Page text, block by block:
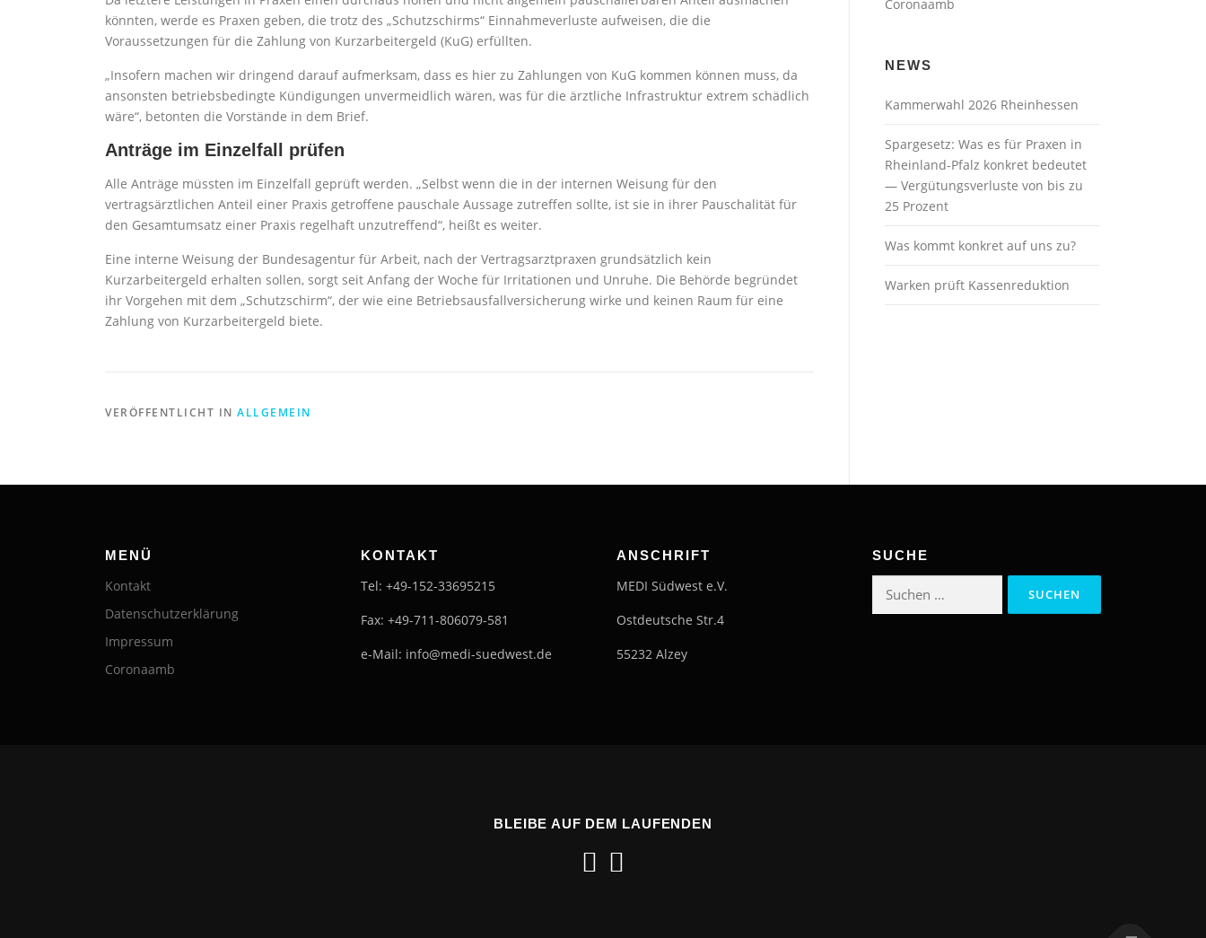
könnten, werde es Praxen geben, die trotz des „Schutzschirms“ Einnahmeverluste aufweisen, die die
Voraussetzungen für die Zahlung von Kurzarbeitergeld (KuG) erfüllten.
„Insofern machen wir dringend darauf aufmerksam, dass es hier zu Zahlungen von KuG kommen können muss, da
ansonsten betriebsbedingte Kündigungen unvermeidlich wären, was für die ärztliche Infrastruktur extrem schädlich
wäre“, betonten die Vorstände in dem Brief.
Anträge im Einzelfall prüfen
Alle Anträge müssten im Einzelfall geprüft werden. „Selbst wenn die in der internen Weisung für den
vertragsärztlichen Anteil einer Praxis getroffene pauschale Aussage zutreffen sollte, ist sie in ihrer Pauschalität für
den Gesamtumsatz einer Praxis regelhaft unzutreffend“, heißt es weiter.
Eine interne Weisung der Bundesagentur für Arbeit, nach der Vertragsarztpraxen grundsätzlich kein
Kurzarbeitergeld erhalten sollen, sorgt seit Anfang der Woche für Irritationen und Unruhe. Die Behörde begründet
ihr Vorgehen mit dem „Schutzschirm“, der wie eine Betriebsausfallversicherung wirke und keinen Raum für eine
Zahlung von Kurzarbeitergeld biete.
VERÖFFENTLICHT IN ALLGEMEIN
Coronaamb
NEWS
Kammerwahl 2026 Rheinhessen
Spargesetz: Was es für Praxen in
Rheinland-Pfalz konkret bedeutet
— Vergütungsverluste von bis zu
25 Prozent
Was kommt konkret auf uns zu?
Warken prüft Kassenreduktion
MENÜ
Kontakt
Datenschutzerklärung
Impressum
Coronaamb
KONTAKT
Tel: +49-152-33695215
Fax: +49-711-806079-581
e-Mail: info@medi-suedwest.de
ANSCHRIFT
MEDI Südwest e.V.
Ostdeutsche Str.4
55232 Alzey
SUCHE
nach:
BLEIBE AUF DEM LAUFENDEN